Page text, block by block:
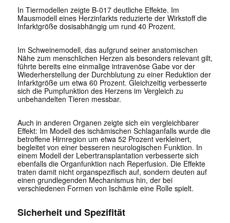
In Tiermodellen zeigte B-017 deutliche Effekte. Im
Mausmodell eines Herzinfarkts reduzierte der Wirkstoff die
Infarktgröße dosisabhängig um rund 40 Prozent.
Im Schweinemodell, das aufgrund seiner anatomischen
Nähe zum menschlichen Herzen als besonders relevant gilt,
führte bereits eine einmalige intravenöse Gabe vor der
Wiederherstellung der Durchblutung zu einer Reduktion der
Infarktgröße um etwa 60 Prozent. Gleichzeitig verbesserte
sich die Pumpfunktion des Herzens im Vergleich zu
unbehandelten Tieren messbar.
Auch in anderen Organen zeigte sich ein vergleichbarer
Effekt: Im Modell des ischämischen Schlaganfalls wurde die
betroffene Hirnregion um etwa 52 Prozent verkleinert,
begleitet von einer besseren neurologischen Funktion. In
einem Modell der Lebertransplantation verbesserte sich
ebenfalls die Organfunktion nach Reperfusion. Die Effekte
traten damit nicht organspezifisch auf, sondern deuten auf
einen grundlegenden Mechanismus hin, der bei
verschiedenen Formen von Ischämie eine Rolle spielt.
Sicherheit und Spezifität